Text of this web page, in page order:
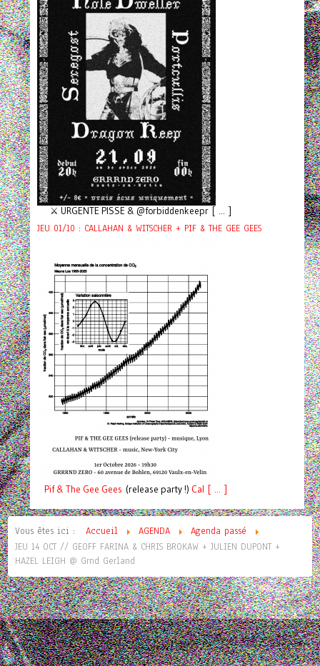
⚔️ URGENTE PISSE & @forbiddenkeepr [ ... ]
JEU 01/10 : CALLAHAN & WITSCHER + PIF & THE GEE GEES
Pif& The Gee Gees (release party !) Cal [ ... ]
Vous êtes ici : Accueil AGENDA
Agenda passé
JEU 14 OCT // GEOFF FARINA & CHRIS BROKAW + JULIEN DUPONT +
HAZEL LEIGH @ Grnd Gerland